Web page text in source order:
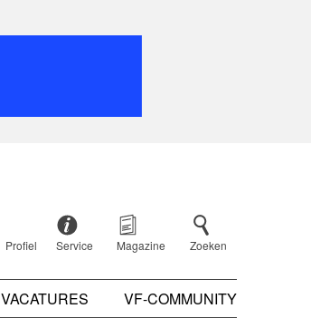
Profiel Service Magazine Zoeken
VACATURES VF-COMMUNITY